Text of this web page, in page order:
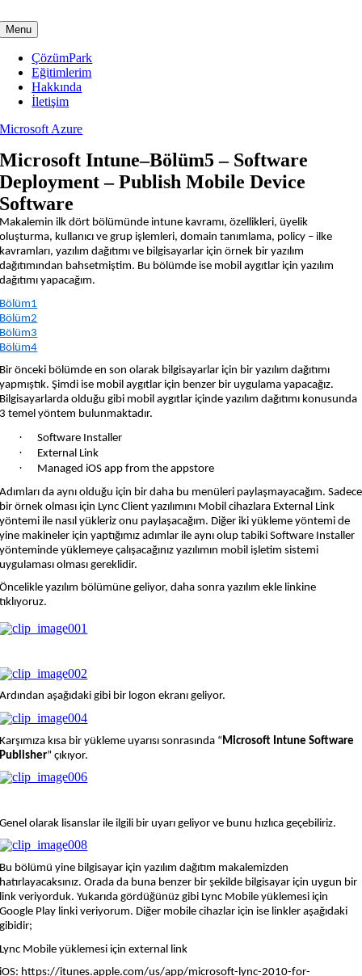
to
content
Menu
ÇözümPark
Eğitimlerim
Hakkında
İletişim
Microsoft Azure
Microsoft Intune–Bölüm5 – Software
Deployment – Publish Mobile Device
Software
Makalemin ilk dört bölümünde intune kavramı, özellikleri, üyelik
oluşturma, kullanıcı ve grup işlemleri, domain tanımlama, policy – ilke
kavramları, yazılım dağıtımı ve bilgisayarlar için örnek bir yazılım
dağıtımından bahsetmiştim. Bu bölümde ise mobil aygıtlar için yazılım
dağıtımı yapacağım.
Bölüm1
Bölüm2
Bölüm3
Bölüm4
Bir önceki bölümde en son olarak bilgisayarlar için bir yazılım dağıtımı
yapmıştık. Şimdi ise mobil aygıtlar için benzer bir uygulama yapacağız.
Bilgisayarlarda olduğu gibi mobil aygıtlar içinde yazılım dağıtımı konusunda
3 temel yöntem bulunmaktadır.
· Software Installer
· External Link
·
Managed iOS app from the appstore
Adımları da aynı olduğu için bir daha bu menüleri paylaşmayacağım. Sadece
bir örnek olması için Lync Client yazılımını Mobil cihazlara External Link
yöntemi ile nasıl yükleriz onu paylaşacağım. Diğer iki yükleme yöntemi de
yine makineler için yaptığımız adımlar ile aynı olup tabiki Software Installer
yönteminde yüklemeye çalışacağınız yazılımın mobil işletim sistemi
uygulaması olması gereklidir.
Öncelikle yazılım bölümüne geliyor, daha sonra yazılım ekle linkine
tıklıyoruz.
Ardından aşağıdaki gibi bir logon ekranı geliyor.
Karşımıza kısa bir yükleme uyarısı sonrasında “Microsoft Intune Software
Publisher”çıkıyor.
Genel olarak lisanslar ile ilgili bir uyarı geliyor ve bunu hızlıca geçebiliriz.
Bu bölümü yine bilgisayar için yazılım dağıtım makalemizden
hatırlayacaksınız. Orada da buna benzer bir şekilde bilgisayar için uygun bir
link veriyorduk. Yukarıda gördüğünüz gibi Lync Mobile yüklemesi için
Google Play linki veriyorum. Diğer mobile cihazlar için ise linkler aşağıdaki
gibidir;
Lync Mobile yüklemesi için external link
iOS: https://itunes.apple.com/us/app/microsoft-lync-2010-for-